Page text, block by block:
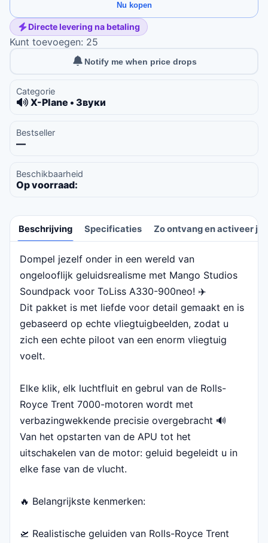
Nu kopen
Directe levering na betaling
Kunt toevoegen: 25
Notify me when price drops
Categorie
X-Plane • Звуки
Bestseller
—
Beschikbaarheid
Op voorraad:
Beschrijving Specificaties Zo ontvang en activeer je
Beschrijving
Dompel jezelf onder in een wereld van
ongelooflijk geluidsrealisme met Mango Studios
Soundpack voor ToLiss A330-900neo! ✈️
Dit pakket is met liefde voor detail gemaakt en is
gebaseerd op echte vliegtuigbeelden, zodat u
zich een echte piloot van een enorm vliegtuig
voelt.
Elke klik, elk luchtfluit en gebrul van de Rolls-
Royce Trent 7000-motoren wordt met
verbazingwekkende precisie overgebracht 🔊
Van het opstarten van de APU tot het
uitschakelen van de motor: geluid begeleidt u in
elke fase van de vlucht.
🔥 Belangrijkste kenmerken:
🛫 Realistische geluiden van Rolls-Royce Trent